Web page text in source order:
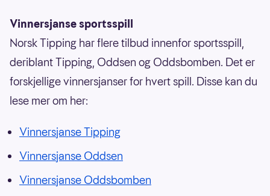
Vinnersjanse sportsspill
Norsk Tipping har flere tilbud innenfor sportsspill,
deriblant Tipping, Oddsen og Oddsbomben. Det er
forskjellige vinnersjanser for hvert spill. Disse kan du
lese mer om her:
Vinnersjanse Tipping
Vinnersjanse Oddsen
Vinnersjanse Oddsbomben